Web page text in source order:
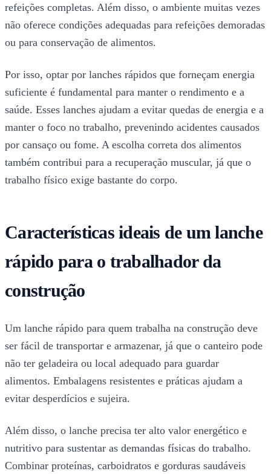
refeições completas. Além disso, o ambiente muitas vezes
não oferece condições adequadas para refeições demoradas
ou para conservação de alimentos.
Por isso, optar por lanches rápidos que forneçam energia
suficiente é fundamental para manter o rendimento e a
saúde. Esses lanches ajudam a evitar quedas de energia e a
manter o foco no trabalho, prevenindo acidentes causados
por cansaço ou fome. A escolha correta dos alimentos
também contribui para a recuperação muscular, já que o
trabalho físico exige bastante do corpo.
Características ideais de um lanche
rápido para o trabalhador da
construção
Um lanche rápido para quem trabalha na construção deve
ser fácil de transportar e armazenar, já que o canteiro pode
não ter geladeira ou local adequado para guardar
alimentos. Embalagens resistentes e práticas ajudam a
evitar desperdícios e sujeira.
Além disso, o lanche precisa ter alto valor energético e
nutritivo para sustentar as demandas físicas do trabalho.
Combinar proteínas, carboidratos e gorduras saudáveis